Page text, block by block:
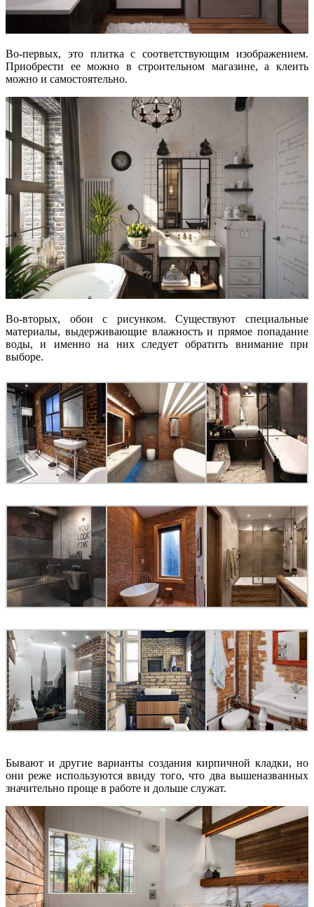
Во-первых, это плитка с соответствующим изображением.
Приобрести ее можно в строительном магазине, а клеить
можно и самостоятельно.
Во-вторых, обои с рисунком. Существуют специальные
материалы, выдерживающие влажность и прямое попадание
воды, и именно на них следует обратить внимание при
выборе.
Бывают и другие варианты создания кирпичной кладки, но
они реже используются ввиду того, что два вышеназванных
значительно проще в работе и дольше служат.